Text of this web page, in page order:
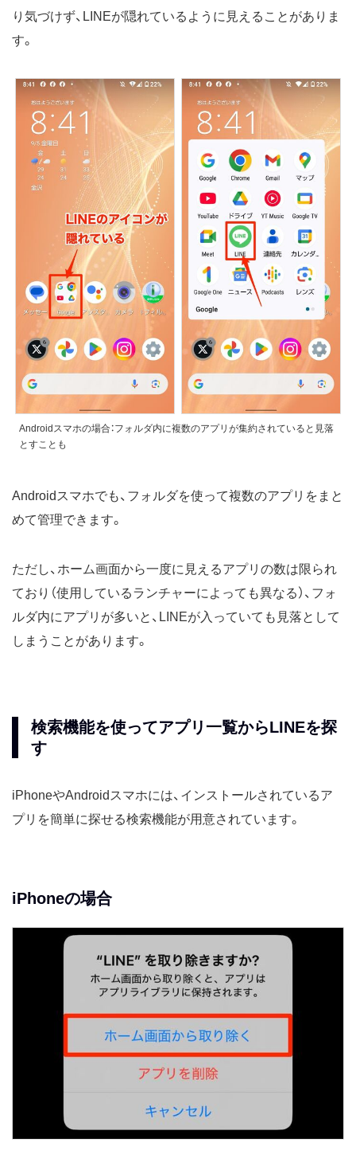
り気づけず、LINEが隠れているように見えることがありま
す。
Androidスマホの場合：フォルダ内に複数のアプリが集約されていると見落
とすことも
Androidスマホでも、フォルダを使って複数のアプリをまと
めて管理できます。
ただし、ホーム画面から一度に見えるアプリの数は限られ
ており（使用しているランチャーによっても異なる）、フォ
ルダ内にアプリが多いと、LINEが入っていても見落として
しまうことがあります。
検索機能を使ってアプリ一覧からLINEを探
す
iPhoneやAndroidスマホには、インストールされているア
プリを簡単に探せる検索機能が用意されています。
iPhoneの場合